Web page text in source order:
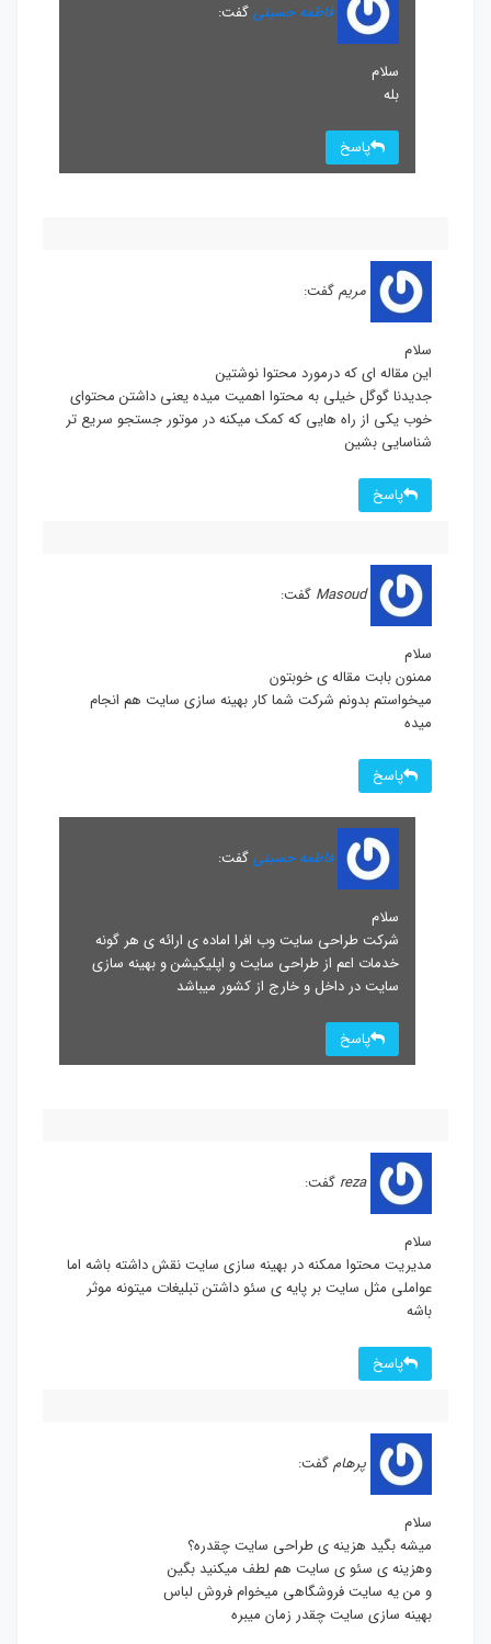
فاطمه حسینیگفت:
سلام
بله
پاسخ
مریمگفت:
سلام
این مقاله ای که درمورد محتوا نوشتین
جدیدنا گوگل خیلی به محتوا اهمیت میده یعنی داشتن محتوای
خوب یکی از راه هایی که کمک میکنه در موتور جستجو سریع تر
شناسایی بشین
پاسخ
Masoud گفت:
سلام
ممنون بابت مقاله ی خوبتون
میخواستم بدونم شرکت شما کار بهینه سازی سایت هم انجام
میده
پاسخ
فاطمه حسینیگفت:
سلام
شرکت طراحی سایت وب افرا اماده ی ارائه ی هر گونه
خدمات اعم از طراحی سایت و اپلیکیشن و بهینه سازی
سایت در داخل و خارج از کشور میباشد
پاسخ
reza گفت:
سلام
مدیریت محتوا ممکنه در بهینه سازی سایت نقش داشته باشه اما
عواملی مثل سایت بر پایه ی سئو داشتن تبلیغات میتونه موثر
باشه
پاسخ
پرهامگفت:
سلام
میشه بگید هزینه ی طراحی سایت چقدره؟
وهزینه ی سئو ی سایت هم لطف میکنید بگین
و من یه سایت فروشگاهی میخوام فروش لباس
بهینه سازی سایت چقدر زمان میبره